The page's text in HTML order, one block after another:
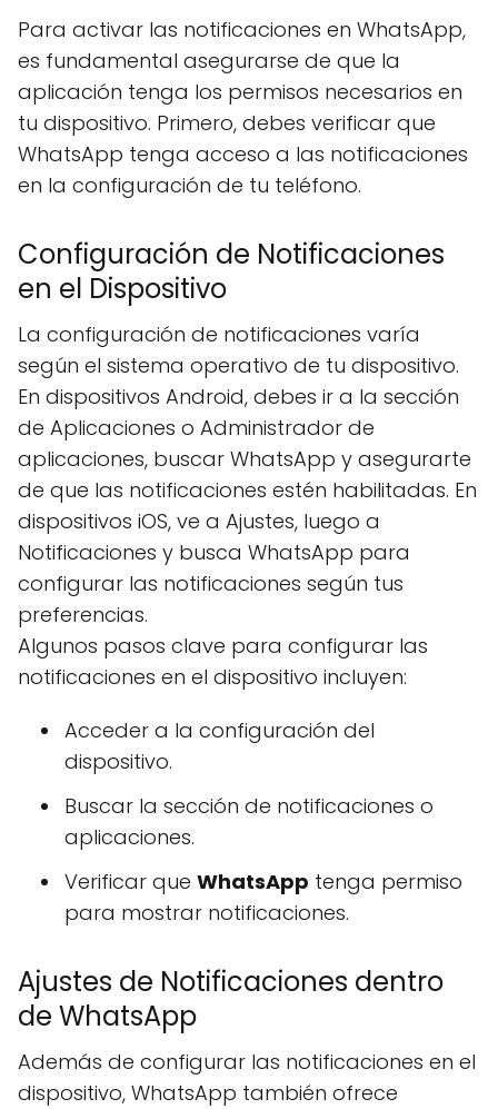
Para activar las notificaciones en WhatsApp,
es fundamental asegurarse de que la
aplicación tenga los permisos necesarios en
tu dispositivo. Primero, debes verificar que
WhatsApp tenga acceso a las notificaciones
en la configuración de tu teléfono.
Configuración de Notificaciones
en el Dispositivo
La configuración de notificaciones varía
según el sistema operativo de tu dispositivo.
En dispositivos Android, debes ir a la sección
de Aplicaciones o Administrador de
aplicaciones, buscar WhatsApp y asegurarte
de que las notificaciones estén habilitadas. En
dispositivos iOS, ve a Ajustes, luego a
Notificaciones y busca WhatsApp para
configurar las notificaciones según tus
preferencias.
Algunos pasos clave para configurar las
notificaciones en el dispositivo incluyen:
Acceder a la configuración del
dispositivo.
Buscar la sección de notificaciones o
aplicaciones.
Verificar que WhatsApp tenga permiso
para mostrar notificaciones.
Ajustes de Notificaciones dentro
de WhatsApp
Además de configurar las notificaciones en el
dispositivo, WhatsApp también ofrece